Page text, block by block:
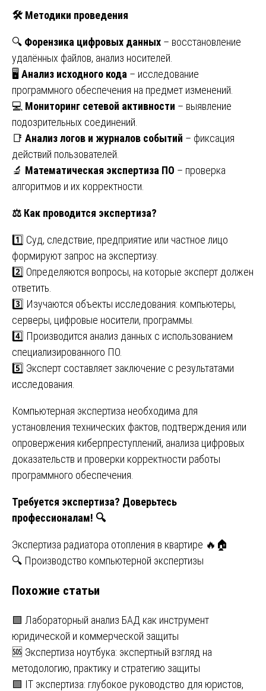
🛠 Методики проведения
🔍 Форензика цифровых данных – восстановление
удалённых файлов, анализ носителей.
🖥 Анализ исходного кода – исследование
программного обеспечения на предмет изменений.
💻 Мониторинг сетевой активности – выявление
подозрительных соединений.
📑 Анализ логов и журналов событий – фиксация
действий пользователей.
🔬 Математическая экспертиза ПО – проверка
алгоритмов и их корректности.
⚖ Как проводится экспертиза?
1️⃣ Суд, следствие, предприятие или частное лицо
формируют запрос на экспертизу.
2️⃣ Определяются вопросы, на которые эксперт должен
ответить.
3️⃣ Изучаются объекты исследования: компьютеры,
серверы, цифровые носители, программы.
4️⃣ Производится анализ данных с использованием
специализированного ПО.
5️⃣ Эксперт составляет заключение с результатами
исследования.
Компьютерная экспертиза необходима для
установления технических фактов, подтверждения или
опровержения киберпреступлений, анализа цифровых
доказательств и проверки корректности работы
программного обеспечения.
Требуется экспертиза? Доверьтесь
профессионалам! 🔍
Навигация
по
записям
Экспертиза радиатора отопления в квартире 🔥🏠
🔍 Производство компьютерной экспертизы
Похожие статьи
🟩 Лабораторный анализ БАД как инструмент
юридической и коммерческой защиты
🆘 Экспертиза ноутбука: экспертный взгляд на
методологию, практику и стратегию защиты
🟩 IT экспертиза: глубокое руководство для юристов,